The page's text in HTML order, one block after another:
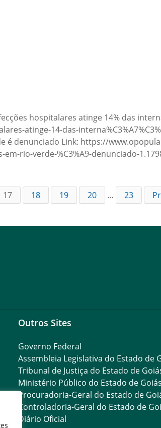
hospitalares atinge 14% das
atinge-14-das-
é denunciado Link: https://
rio-verde-%C3%A9-denunciado-
17 18 19 20 … 23
Outros Sites
Governo Federal
Assembleia Legislativa do Estado de
Tribunal de Justiça do Estado de
Ministério Público do Estado de Goiás
Procuradoria-Geral do Estado de
Controladoria-Geral do Estado de
Diário Oficial